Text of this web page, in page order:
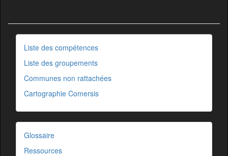
Liste des compétences
Liste des groupements
Communes non rattachées
Cartographie Comersis
Glossaire
Ressources